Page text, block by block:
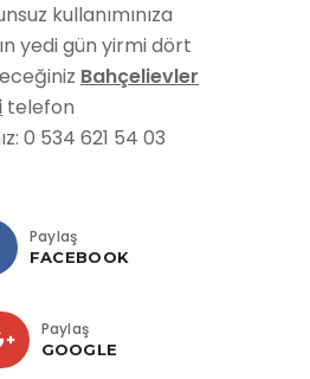
kullanımınıza
yedi gün yirmi dört
Bahçelievler
telefon
0 534 621 54 03
Paylaş
FACEBOOK
Paylaş
GOOGLE